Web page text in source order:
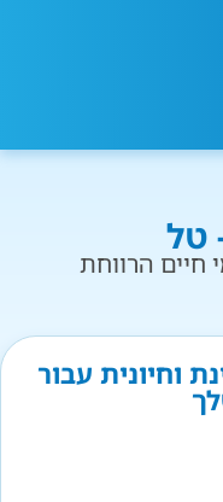
טל
חיים הרווחת
וחיונית עבור